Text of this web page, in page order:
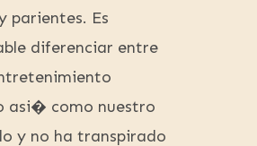
parientes. Es
diferenciar entre
asi� como nuestro
y no ha transpirado